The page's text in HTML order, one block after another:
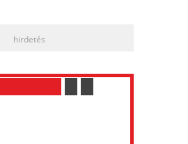
hirdetés